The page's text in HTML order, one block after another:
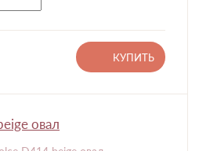
КУПИТЬ
овал